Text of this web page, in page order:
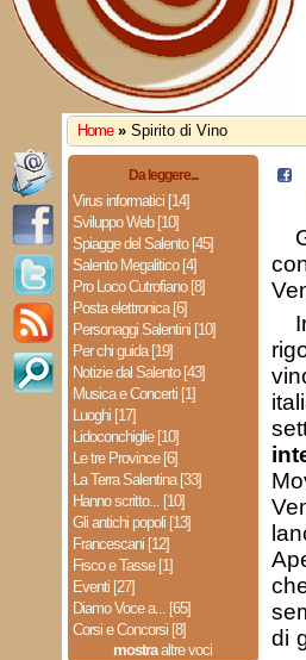
Home » Spirito di Vino
Da leggere...
Virus informatici [14]
Sviluppo Web [10]
Spiagge del Salento [45]
Salento Megalitico [4]
Pro Loco Cutrofiano [8]
Posta elettronica [6]
Personaggi Salentini [10]
Per chi guida [19]
Notizie dal Salento [43]
Musica e Concerti [1]
Luoghi [17]
Lidoconchiglie [10]
Le tre Province [6]
La Terra Salentina [33]
Hanno scritto... [10]
Gli antichi popoli [13]
Francescani [12]
Fisco e Tasse [1]
Eventi [27]
Diamo Voce a... [65]
Corsi e Concorsi [8]
mostraaltre voci
di